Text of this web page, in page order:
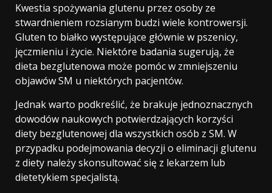
Kwestia spożywania glutenu przez osoby ze
stwardnieniem rozsianym budzi wiele kontrowersji.
Gluten to białko występujące głównie w pszenicy,
jęczmieniu i życie. Niektóre badania sugerują, że
dieta bezglutenowa może pomóc w zmniejszeniu
objawów SM u niektórych pacjentów.
Jednak warto podkreślić, że brakuje jednoznacznych
dowodów naukowych potwierdzających korzyści
diety bezglutenowej dla wszystkich osób z SM. W
przypadku podejmowania decyzji o eliminacji glutenu
z diety należy skonsultować się z lekarzem lub
dietetykiem specjalistą.